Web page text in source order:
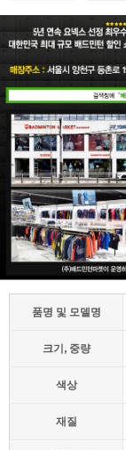
품명 및 모델명
크기, 중량
색상
재질